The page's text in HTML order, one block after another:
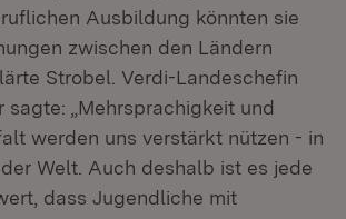
Ausbildung könnten sie
zwischen den Ländern
Strobel. Verdi-Landeschefin
sagte: „Mehrsprachigkeit und
werden uns verstärkt nützen - in
Welt. Auch deshalb ist es jede
dass Jugendliche mit